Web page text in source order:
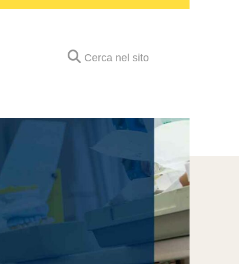
Cerca nel sito